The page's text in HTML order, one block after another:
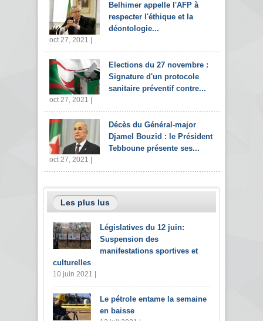
Belhimer appelle l'AFP à
respecter l'éthique et la
déontologie...
oct 27, 2021 |
Elections du 27 novembre :
Signature d'un protocole
sanitaire préventif contre...
oct 27, 2021 |
Décès du Général-major
Djamel Bouzid : le Président
Tebboune présente ses...
oct 27, 2021 |
Les plus lus
Législatives du 12 juin:
Suspension des
manifestations sportives et
culturelles
10 juin 2021 |
Le pétrole entame la semaine
en baisse